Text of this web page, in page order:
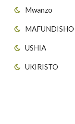
Mwanzo
MAFUNDISHO
USHIA
UKIRISTO